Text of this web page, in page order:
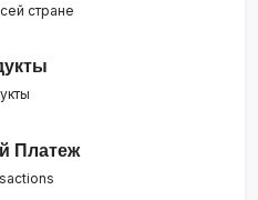
стране
Платеж